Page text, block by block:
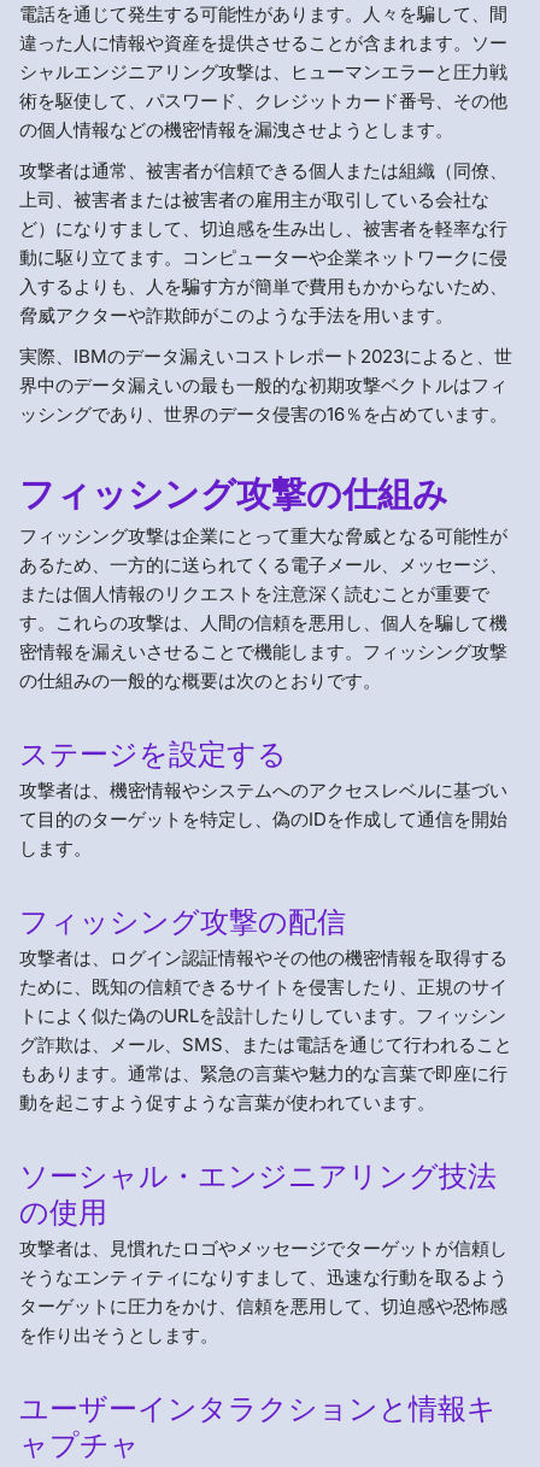
電話を通じて発生する可能性があります。人々を騙して、間
違った人に情報や資産を提供させることが含まれます。ソー
シャルエンジニアリング攻撃は、ヒューマンエラーと圧力戦
術を駆使して、パスワード、クレジットカード番号、その他
の個人情報などの機密情報を漏洩させようとします。
攻撃者は通常、被害者が信頼できる個人または組織（同僚、
上司、被害者または被害者の雇用主が取引している会社な
ど）になりすまして、切迫感を生み出し、被害者を軽率な行
動に駆り立てます。コンピューターや企業ネットワークに侵
入するよりも、人を騙す方が簡単で費用もかからないため、
脅威アクターや詐欺師がこのような手法を用います。
実際、IBMのデータ漏えいコストレポート2023によると、世
界中のデータ漏えいの最も一般的な初期攻撃ベクトルはフィ
ッシングであり、世界のデータ侵害の16％を占めています。
フィッシング攻撃の仕組み
フィッシング攻撃は企業にとって重大な脅威となる可能性が
あるため、一方的に送られてくる電子メール、メッセージ、
または個人情報のリクエストを注意深く読むことが重要で
す。これらの攻撃は、人間の信頼を悪用し、個人を騙して機
密情報を漏えいさせることで機能します。フィッシング攻撃
の仕組みの一般的な概要は次のとおりです。
ステージを設定する
攻撃者は、機密情報やシステムへのアクセスレベルに基づい
て目的のターゲットを特定し、偽のIDを作成して通信を開始
します。
フィッシング攻撃の配信
攻撃者は、ログイン認証情報やその他の機密情報を取得する
ために、既知の信頼できるサイトを侵害したり、正規のサイ
トによく似た偽のURLを設計したりしています。フィッシン
グ詐欺は、メール、SMS、または電話を通じて行われること
もあります。通常は、緊急の言葉や魅力的な言葉で即座に行
動を起こすよう促すような言葉が使われています。
ソーシャル・エンジニアリング技法
の使用
攻撃者は、見慣れたロゴやメッセージでターゲットが信頼し
そうなエンティティになりすまして、迅速な行動を取るよう
ターゲットに圧力をかけ、信頼を悪用して、切迫感や恐怖感
を作り出そうとします。
ユーザーインタラクションと情報キ
ャプチャ